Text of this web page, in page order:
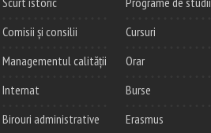
Comisii și consilii
Managementul calității
Internat
Birouri administrative
Cursuri
Orar
Burse
Erasmus